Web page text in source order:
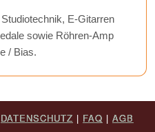
E-Gitarren
sowie Röhren-Amp
/ Bias.
DATENSCHUTZ | FAQ | AGB